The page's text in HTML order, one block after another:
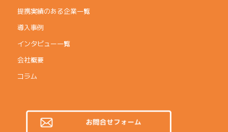
提携実績のある企業一覧
導入事例
インタビュー一覧
会社概要
コラム